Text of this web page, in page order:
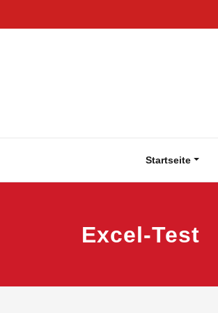
Startseite
Excel-Test